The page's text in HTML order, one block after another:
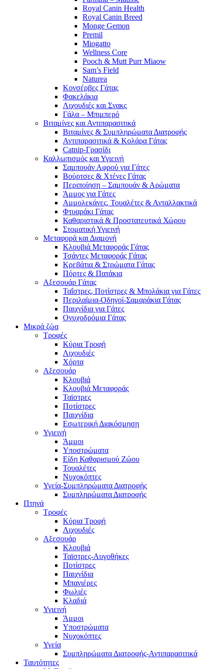
Royal Canin Health
Royal Canin Breed
Monge Gemon
Premil
Miogatto
Wellness Core
Pooch & Mutt Purr Miaow
Sam’s Field
Naturea
Κονσέρβες Γάτας
Φακελάκια
Λιχουδιές και Σνακς
Γάλα – Μπιμπερό
Βιταμίνες και Αντιπαρασιτικά
Βιταμίνες & Συμπληρώματα Διατροφής
Αντιπαρασιτικά & Κολάρα Γάτας
Catnip-Γρασίδι
Καλλωπισμός και Υγιεινή
Σαμπουάν Αφρού για Γάτες
Βούρτσες & Χτένες Γάτας
Περιποίηση – Σαμπουάν & Αρώματα
Άμμος για Γάτες
Αμμολεκάνες, Τουαλέτες & Ανταλλακτικά
Φτυαράκι Γάτας
Καθαριστικά & Προστατευτικά Χώρου
Στοματική Υγιεινή
Μεταφορά και Διαμονή
Κλουβιά Μεταφοράς Γάτας
Τσάντες Μεταφοράς Γάτας
Κρεβάτια & Στρώματα Γάτας
Πόρτες & Πατάκια
Αξεσουάρ Γάτας
Ταΐστρες, Ποτίστρες & Μπολάκια για Γάτες
Περιλαίμια-Οδηγοί-Σαμαράκια Γάτας
Παιχνίδια για Γάτες
Ονυχοδρόμια Γάτας
Μικρά ζώα
Τροφές
Κύρια Τροφή
Λιχουδιές
Χόρτα
Αξεσουάρ
Κλουβιά
Κλουβιά Μεταφοράς
Ταϊστρες
Ποτίστρες
Παιχνίδια
Εσωτερική Διακόσμηση
Υγιεινή
Άμμοι
Υποστρώματα
Είδη Καθαρισμού Ζώου
Τουαλέτες
Νυχοκόπτες
Υγεία-Συμπληρώματα Διατροφής
Συμπληρώματα Διατροφής
Πτηνά
Τροφές
Κύρια Τροφή
Λιχουδιές
Αξεσουάρ
Κλουβιά
Ταϊστρες-Αυγοθήκες
Ποτίστρες
Παιχνίδια
Μπανιέρες
Φωλιές
Κλαδιά
Υγιεινή
Άμμοι
Υποστρώματα
Νυχοκόπτες
Υγεία
Συμπληρώματα Διατροφής-Αντιπαρασιτικά
Ταυτότητες